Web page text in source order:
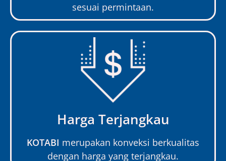
sesuai permintaan.
Harga Terjangkau
KOTABI merupakan konveksi berkualitas
dengan harga yang terjangkau.